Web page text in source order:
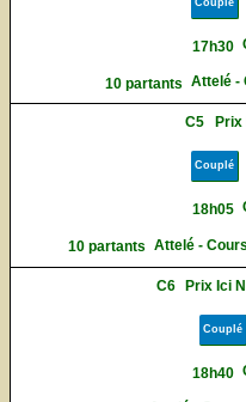
17h30
10 partants Attelé -
C5 Prix
Couplé
18h05
10 partants Attelé -
C6 Prix Ici
Couplé
18h40